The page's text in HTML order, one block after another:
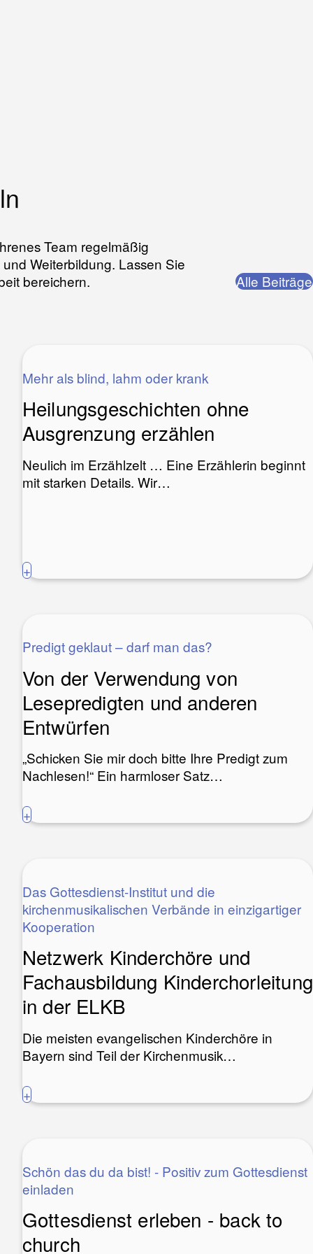
Team regelmäßig
Weiterbildung. Lassen Sie
bereichern.
Alle Beiträge
Mehr als blind, lahm oder krank
Heilungsgeschichten ohne
Ausgrenzung erzählen
Neulich im Erzählzelt … Eine Erzählerin beginnt
mit starken Details. Wir…
+
Predigt geklaut – darf man das?
Von der Verwendung von
Lesepredigten und anderen
Entwürfen
„Schicken Sie mir doch bitte Ihre Predigt zum
Nachlesen!“ Ein harmloser Satz…
+
Das Gottesdienst-Institut und die
kirchenmusikalischen Verbände in einzigartiger
Kooperation
Netzwerk Kinderchöre und
Fachausbildung Kinderchorleitung
in der ELKB
Die meisten evangelischen Kinderchöre in
Bayern sind Teil der Kirchenmusik…
+
Schön das du da bist! - Positiv zum Gottesdienst
einladen
Gottesdienst erleben - back to
church